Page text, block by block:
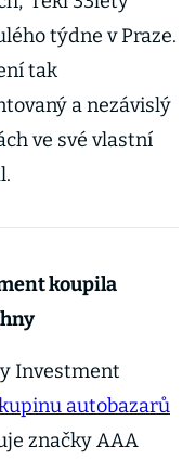
týdne v Praze.
tak
a nezávislý
ve své vlastní
koupila
Investment
autobazarů
značky AAA